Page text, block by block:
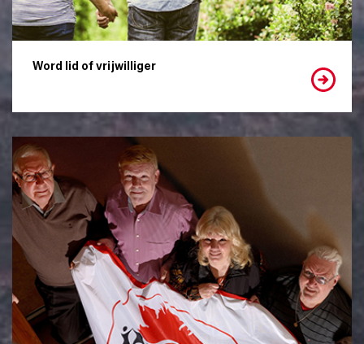
Word lid of vrijwilliger